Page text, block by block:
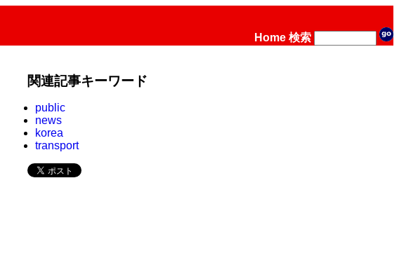
Home 検索
関連記事キーワード
public
news
korea
transport